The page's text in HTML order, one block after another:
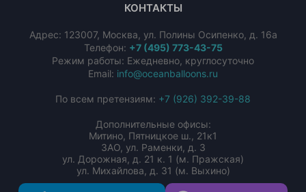
КОНТАКТЫ
Адрес: 123007, Москва, ул. Полины Осипенко, д. 16а
Телефон: +7 (495) 773-43-75
Режим работы: Ежедневно, круглосуточно
Email: info@oceanballoons.ru
По всем претензиям: +7 (926) 392-39-88
Дополнительные офисы:
Митино, Пятницкое ш., 21к1
ЗАО, ул. Раменки, д. 3
ул. Дорожная, д. 21 к. 1 (м. Пражская)
ул. Михайлова, д. 31 (м. Выхино)